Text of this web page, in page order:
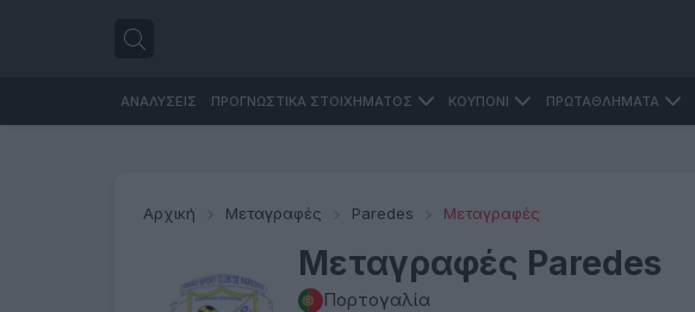
ΑΝΑΛΥΣΕΙΣ ΠΡΟΓΝΩΣΤΙΚΑ ΣΤΟΙΧΗΜΑΤΟΣ ΚΟΥΠΟΝΙ ΠΡΩΤΑΘΛΗΜΑΤΑ
Αρχική Μεταγραφές Paredes Μεταγραφές
Μεταγραφές Paredes
Πορτογαλία